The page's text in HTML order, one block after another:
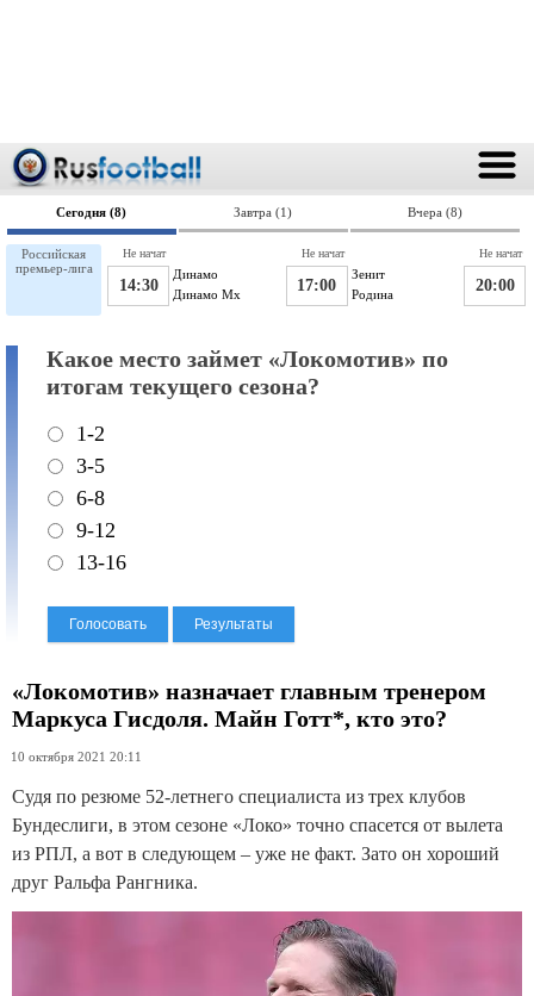
Сегодня (8) Завтра (1) Вчера (8)
Российская
премьер-лига
Динамо
14:30 Динамо Мх
Не начат
Зенит
17:00 Родина
Не начат
20:00
Не начат
Какое место займет «Локомотив» по
итогам текущего сезона?
1-2
3-5
6-8
9-12
13-16
«Локомотив» назначает главным тренером
Маркуса Гисдоля. Майн Готт*, кто это?
10 октября 2021 20:11
Судя по резюме 52-летнего специалиста из трех клубов
Бундеслиги, в этом сезоне «Локо» точно спасется от вылета
из РПЛ, а вот в следующем – уже не факт. Зато он хороший
друг Ральфа Рангника.